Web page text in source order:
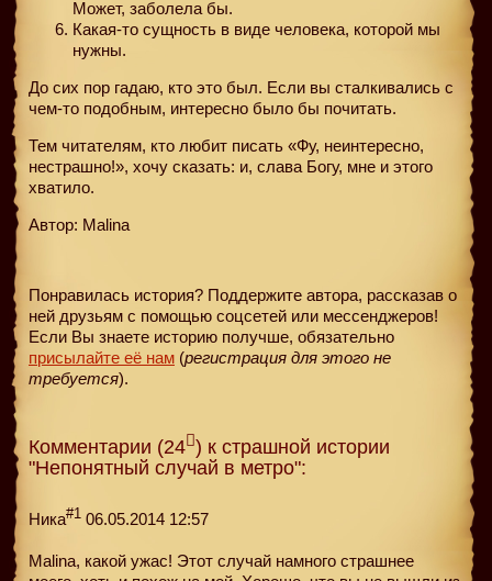
Может, заболела бы.
Какая-то сущность в виде человека, которой мы
нужны.
До сих пор гадаю, кто это был. Если вы сталкивались с
чем-то подобным, интересно было бы почитать.
Тем читателям, кто любит писать «Фу, неинтересно,
нестрашно!», хочу сказать: и, слава Богу, мне и этого
хватило.
Автор: Malina
Понравилась история? Поддержите автора, рассказав о
ней друзьям с помощью соцсетей или мессенджеров!
Если Вы знаете историю получше, обязательно
присылайте её нам (регистрация для этого не
требуется).
Комментарии (24 ) к страшной истории
"Непонятный случай в метро":
Ника#1 06.05.2014 12:57
Malina, какой ужас! Этот случай намного страшнее